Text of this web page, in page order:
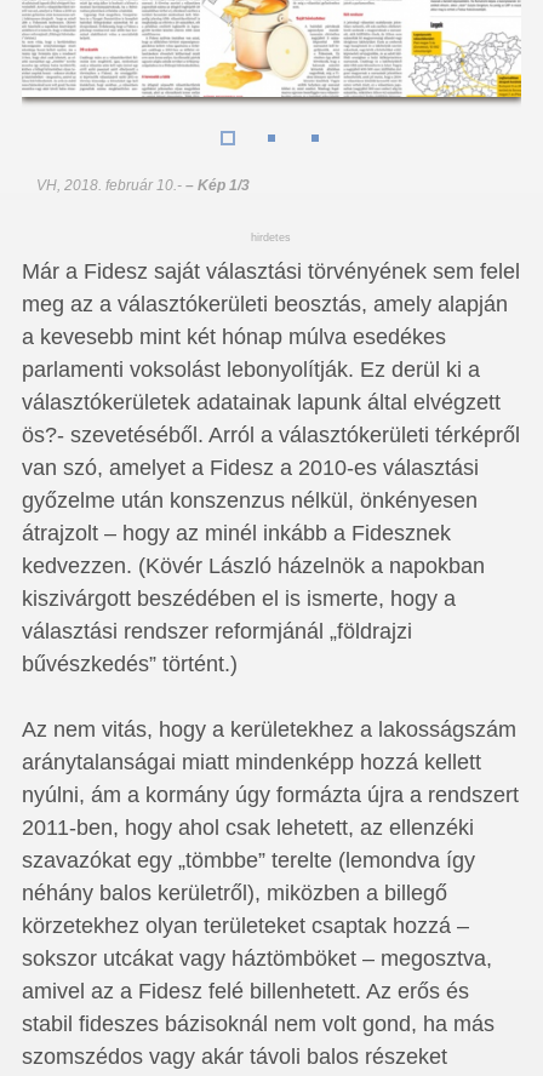
VH, 2018. február 10.-– Kép 1/3
hirdetes
Már a Fidesz saját választási törvényének sem felel
meg az a választókerületi beosztás, amely alapján
a kevesebb mint két hónap múlva esedékes
parlamenti voksolást lebonyolítják. Ez derül ki a
választókerületek adatainak lapunk által elvégzett
ös?- szevetéséből. Arról a választókerületi térképről
van szó, amelyet a Fidesz a 2010-es választási
győzelme után konszenzus nélkül, önkényesen
átrajzolt – hogy az minél inkább a Fidesznek
kedvezzen. (Kövér László házelnök a napokban
kiszivárgott beszédében el is ismerte, hogy a
választási rendszer reformjánál „földrajzi
bűvészkedés” történt.)
Az nem vitás, hogy a kerületekhez a lakosságszám
aránytalanságai miatt mindenképp hozzá kellett
nyúlni, ám a kormány úgy formázta újra a rendszert
2011-ben, hogy ahol csak lehetett, az ellenzéki
szavazókat egy „tömbbe” terelte (lemondva így
néhány balos kerületről), miközben a billegő
körzetekhez olyan területeket csaptak hozzá –
sokszor utcákat vagy háztömböket – megosztva,
amivel az a Fidesz felé billenhetett. Az erős és
stabil fideszes bázisoknál nem volt gond, ha más
szomszédos vagy akár távoli balos részeket